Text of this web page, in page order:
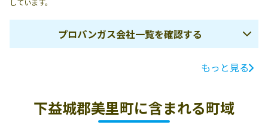
しています。
プロパンガス会社一覧を確認する
電話番号
ＬＰガス充てん
原町25-1
もっと見る
下益城郡美里町に含まれる町域